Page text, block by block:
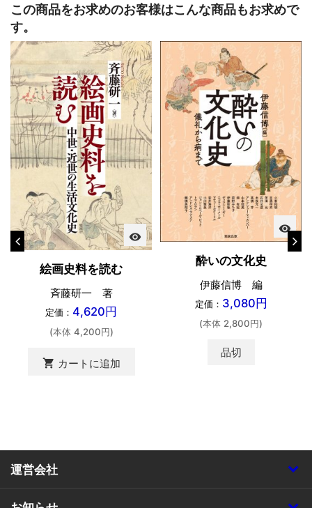
この商品をお求めのお客様はこんな商品もお求めで
す。
visibility
絵画史料を読む
斉藤研一 著
定価： 4,620円
(本体 4,200円)
shopping_cart カートに追加
visibility
酔いの文化史
伊藤信博 編
定価： 3,080円
(本体 2,800円)
品切
運営会社